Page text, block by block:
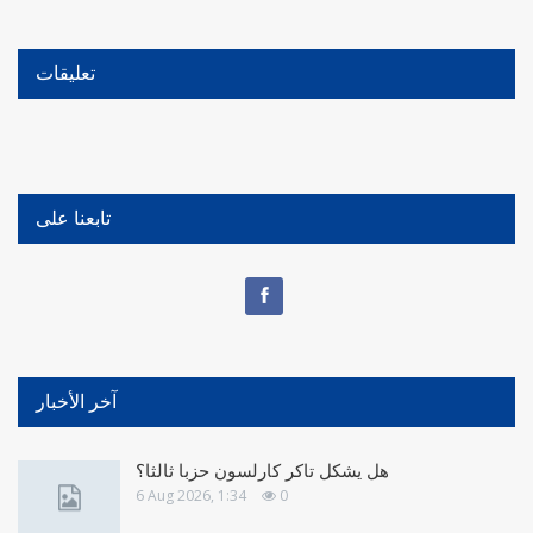
تعليقات
تابعنا على
آخر الأخبار
هل يشكل تاكر كارلسون حزبا ثالثا؟
6 Aug 2026, 1:34 0